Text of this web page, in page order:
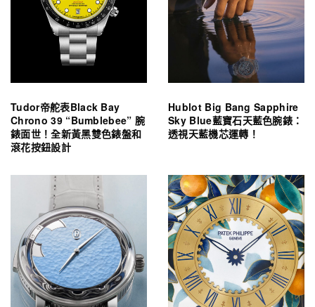
Tudor帝舵表Black Bay
Chrono 39 “Bumblebee” 腕
錶面世！全新黃黑雙色錶盤和
滾花按鈕設計
Hublot Big Bang Sapphire
Sky Blue藍寶石天藍色腕錶：
透視天藍機芯運轉！